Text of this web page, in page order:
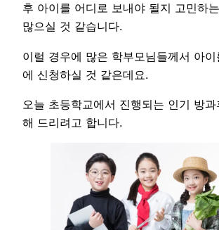
후 아이를 어디로 보내야 될지 고민하
많으실 것 같습니다.
이럴 경우에 많은 학부모님들께서 아
에 신청하실 것 같은데요.
오늘 초등학교에서 진행되는 인기 방
해 드리려고 합니다.